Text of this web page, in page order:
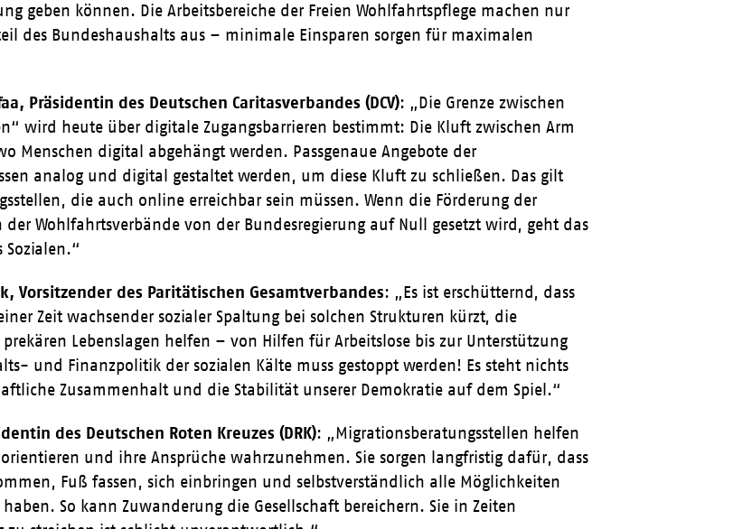
geben können. Die Arbeitsbereiche der Freien Wohlfahrtspflege machen nur
des Bundeshaushalts aus – minimale Einsparen sorgen für maximalen
Präsidentin des Deutschen Caritasverbandes (DCV): „Die Grenze zwischen
wird heute über digitale Zugangsbarrieren bestimmt: Die Kluft zwischen Arm
Menschen digital abgehängt werden. Passgenaue Angebote der
analog und digital gestaltet werden, um diese Kluft zu schließen. Das gilt
die auch online erreichbar sein müssen. Wenn die Förderung der
Wohlfahrtsverbände von der Bundesregierung auf Null gesetzt wird, geht das
Vorsitzender des Paritätischen Gesamtverbandes: „Es ist erschütternd, dass
Zeit wachsender sozialer Spaltung bei solchen Strukturen kürzt, die
Lebenslagen helfen – von Hilfen für Arbeitslose bis zur Unterstützung
und Finanzpolitik der sozialen Kälte muss gestoppt werden! Es steht nichts
Zusammenhalt und die Stabilität unserer Demokratie auf dem Spiel.“
des Deutschen Roten Kreuzes (DRK): „Migrationsberatungsstellen helfen
und ihre Ansprüche wahrzunehmen. Sie sorgen langfristig dafür, dass
Fuß fassen, sich einbringen und selbstverständlich alle Möglichkeiten
So kann Zuwanderung die Gesellschaft bereichern. Sie in Zeiten